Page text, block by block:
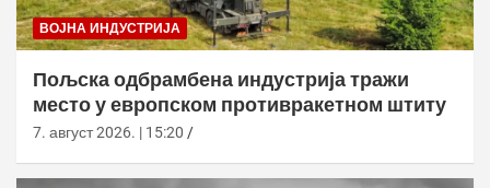
ВОЈНА ИНДУСТРИЈА
Пољска одбрамбена индустрија тражи
место у европском противракетном штиту
7. август 2026. | 15:20